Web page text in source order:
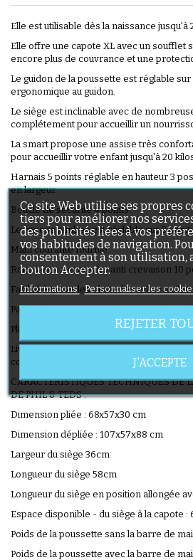
Elle est utilisable dès la naissance jusqu'à
Elle offre une capote XL avec un soufflet
encore plus de couvrance et une
Le guidon de la poussette est réglable
ergonomique au guidon.
Le siège est inclinable avec de
complétement pour accueillir un
La smart propose une assise très
pour accueillir votre enfant jusqu'à 20
Harnais 5 points réglable en hauteur 3
en largeur.
Boucle de sécurité 4 points.
Le repose jambes est réglable sur 3
Main courante fournie.
Roues en « Aerotech » anti crevaison 10
Facilité à gravir les obstacles grâce au
Panier à provision supportant jusqu'à 10
Pliage simple, intuitif et très compact avec
Livrée avec la coque groupe 0+ ALPHA
coque ALPHA
CARACTÉRISTIQUES TECHNIQUES DE
DE PHIL & TEDS :
Dimension pliée : 68x57x30 cm
Dimension dépliée : 107x57x88 cm
Largeur du siège 36cm
Longueur du siège 58cm
Longueur du siège en position allongée
Espace disponible - du siège à la capote :
Poids de la poussette sans la barre de
Poids de la poussette avec la barre de
Ce site Web utilise ses propres
tiers pour améliorer nos
des publicités liées à vos
vos habitudes de navigation.
consentement à son utilisation,
bouton Accepter.
Informations Personnaliser les
REJETER
J'ACCEPTE